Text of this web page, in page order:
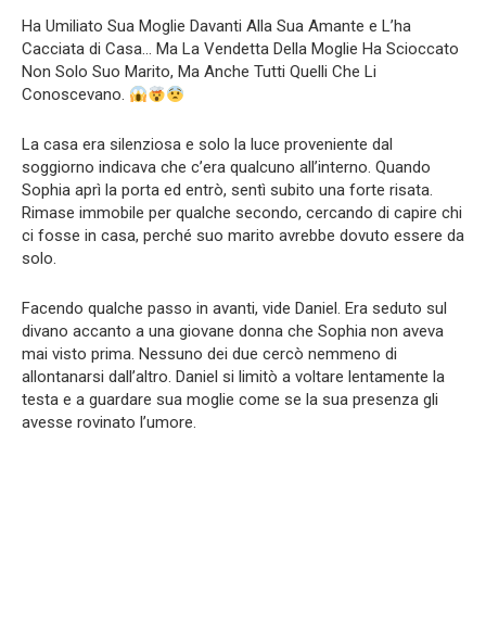
Ha Umiliato Sua Moglie Davanti Alla Sua Amante e L’ha
Cacciata di Casa… Ma La Vendetta Della Moglie Ha Scioccato
Non Solo Suo Marito, Ma Anche Tutti Quelli Che Li
Conoscevano.
La casa era silenziosa e solo la luce proveniente dal
soggiorno indicava che c’era qualcuno all’interno. Quando
Sophia aprì la porta ed entrò, sentì subito una forte risata.
Rimase immobile per qualche secondo, cercando di capire chi
ci fosse in casa, perché suo marito avrebbe dovuto essere da
solo.
Facendo qualche passo in avanti, vide Daniel. Era seduto sul
divano accanto a una giovane donna che Sophia non aveva
mai visto prima. Nessuno dei due cercò nemmeno di
allontanarsi dall’altro. Daniel si limitò a voltare lentamente la
testa e a guardare sua moglie come se la sua presenza gli
avesse rovinato l’umore.